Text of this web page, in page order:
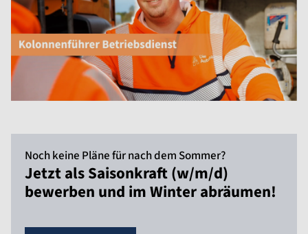
Noch keine Pläne für nach dem Sommer?
Jetzt als Saisonkraft (w/m/d)
bewerben und im Winter abräumen!